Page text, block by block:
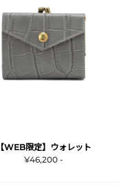
【WEB限定】ウォレット
¥46,200 -